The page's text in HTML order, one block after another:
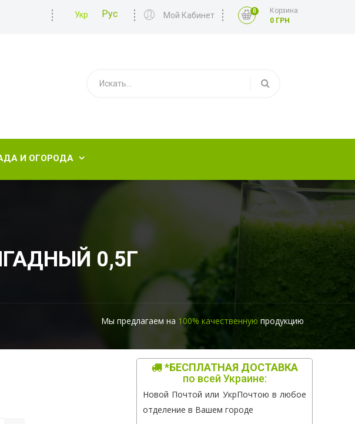
Укр Рус Мой Кабинет 0
Корзина
0 ГРН
И ОГОРОДА 
0,5Г
Мы предлагаем на 100% качественную продукцию
*БЕСПЛАТНАЯ ДОСТАВКА
по всей Украине:
Новой Почтой или УкрПочтою в любое
отделение в Вашем городе